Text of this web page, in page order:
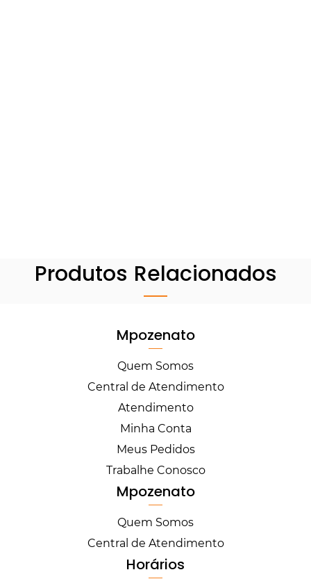
Produtos Relacionados
Mpozenato
Quem Somos
Central de Atendimento
Atendimento
Minha Conta
Meus Pedidos
Trabalhe Conosco
Mpozenato
Quem Somos
Central de Atendimento
Horários